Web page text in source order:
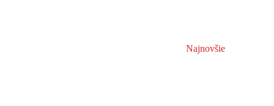
Najnovšie